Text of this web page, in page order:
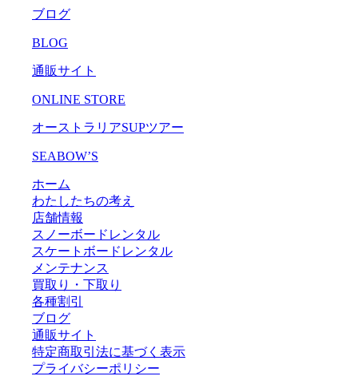
ブログ
BLOG
通販サイト
ONLINE STORE
オーストラリアSUPツアー
SEABOW’S
ホーム
わたしたちの考え
店舗情報
スノーボードレンタル
スケートボードレンタル
メンテナンス
買取り・下取り
各種割引
ブログ
通販サイト
特定商取引法に基づく表示
プライバシーポリシー